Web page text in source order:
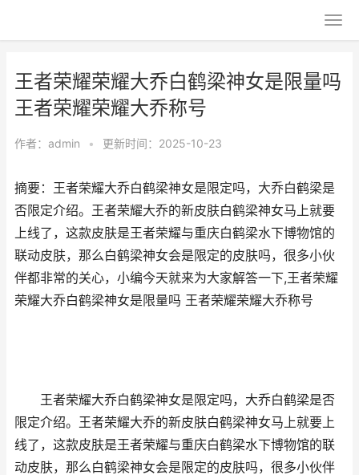
王者荣耀荣耀大乔白鹤梁神女是限量吗
王者荣耀荣耀大乔称号
作者： admin • 更新时间：2025-10-23
摘要：王者荣耀大乔白鹤梁神女是限定吗，大乔白鹤梁是
否限定介绍。王者荣耀大乔的新皮肤白鹤梁神女马上就要
上线了，这款皮肤是王者荣耀与重庆白鹤梁水下博物馆的
联动皮肤，那么白鹤梁神女会是限定的皮肤吗，很多小伙
伴都非常的关心，小编今天就来为大家解答一下,王者荣耀
荣耀大乔白鹤梁神女是限量吗 王者荣耀荣耀大乔称号
王者荣耀大乔白鹤梁神女是限定吗，大乔白鹤梁是否
限定介绍。王者荣耀大乔的新皮肤白鹤梁神女马上就要上
线了，这款皮肤是王者荣耀与重庆白鹤梁水下博物馆的联
动皮肤，那么白鹤梁神女会是限定的皮肤吗，很多小伙伴